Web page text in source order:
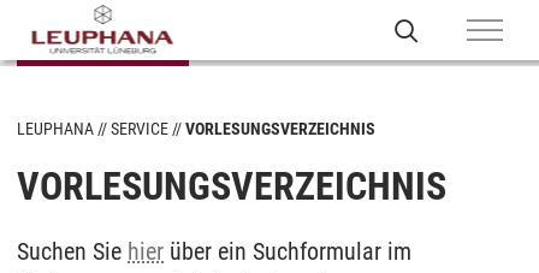
LEUPHANA SERVICE VORLESUNGSVERZEICHNIS
VORLESUNGSVERZEICHNIS
Suchen Sie hier über ein Suchformular im